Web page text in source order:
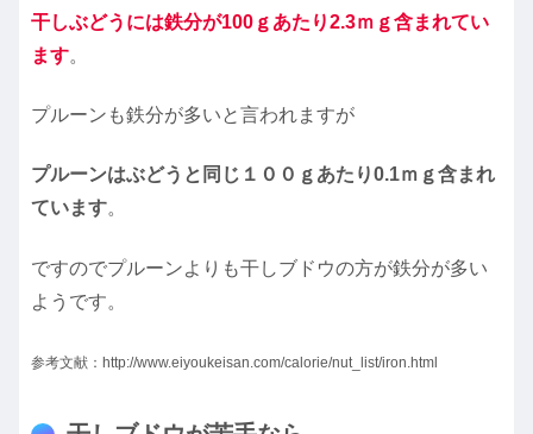
干しぶどうには鉄分が100ｇあたり2.3ｍｇ含まれてい
ます。
プルーンも鉄分が多いと言われますが
プルーンはぶどうと同じ１００ｇあたり0.1ｍｇ含まれ
ています。
ですのでプルーンよりも干しブドウの方が鉄分が多い
ようです。
参考文献：http://www.eiyoukeisan.com/calorie/nut_list/iron.html